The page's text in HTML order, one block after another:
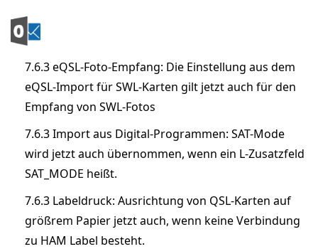
7.6.3 eQSL-Foto-Empfang: Die Einstellung aus dem
eQSL-Import für SWL-Karten gilt jetzt auch für den
Empfang von SWL-Fotos
7.6.3 Import aus Digital-Programmen: SAT-Mode
wird jetzt auch übernommen, wenn ein L-Zusatzfeld
SAT_MODE heißt.
7.6.3 Labeldruck: Ausrichtung von QSL-Karten auf
größrem Papier jetzt auch, wenn keine Verbindung
zu HAM Label besteht.